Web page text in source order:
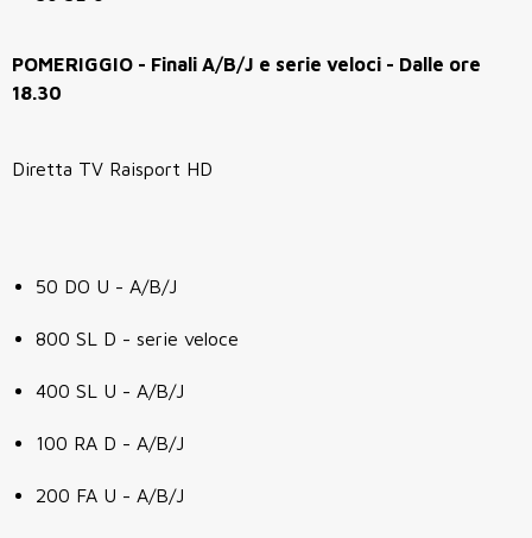
POMERIGGIO - Finali A/B/J e serie veloci - Dalle ore
18.30
Diretta TV Raisport HD
50 DO U - A/B/J
800 SL D - serie veloce
400 SL U - A/B/J
100 RA D - A/B/J
200 FA U - A/B/J